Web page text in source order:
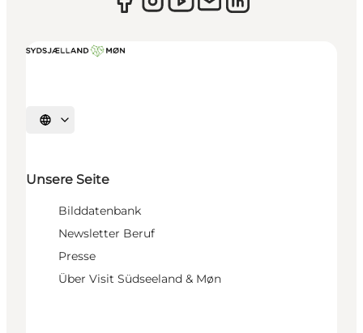
Sprache auswählen
Unsere Seite
Bilddatenbank
Newsletter Beruf
Presse
Über Visit Südseeland & Møn